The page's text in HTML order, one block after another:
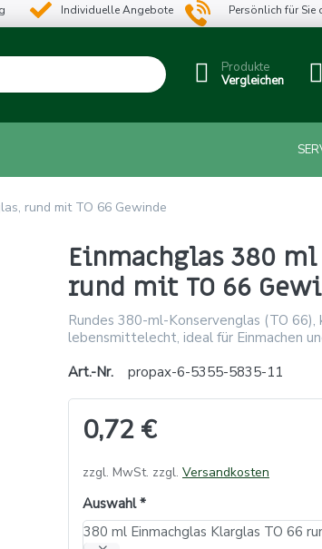
Individuelle Angebote Persönlich für Sie
Produkte
Vergleichen
rund mit TO 66 Gewinde
Einmachglas 380
rund mit TO 66
Rundes 380-ml-Konservenglas (TO 66),
lebensmittelecht, ideal für Einmachen
Art.-Nr.
propax-6-5355-5835-11
0,72 €
zzgl. MwSt. zzgl. Versandkosten
Auswahl
380 ml Einmachglas Klarglas TO 66